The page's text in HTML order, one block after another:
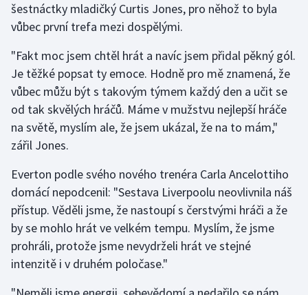
Olympijské hry
Parasport
Plavání
Plážový volejbal
Rychlobruslení
Rychlostní kanoistika
Short track
Sportovní střelba
šestnáctky mladičký Curtis Jones, pro něhož to byla
vůbec první trefa mezi dospělými.
"Fakt moc jsem chtěl hrát a navíc jsem přidal pěkný gól.
Je těžké popsat ty emoce. Hodně pro mě znamená, že
vůbec můžu být s takovým týmem každý den a učit se
od tak skvělých hráčů. Máme v mužstvu nejlepší hráče
na světě, myslím ale, že jsem ukázal, že na to mám,"
zářil Jones.
Everton podle svého nového trenéra Carla Ancelottiho
domácí nepodcenil: "Sestava Liverpoolu neovlivnila náš
přístup. Věděli jsme, že nastoupí s čerstvými hráči a že
by se mohlo hrát ve velkém tempu. Myslím, že jsme
prohráli, protože jsme nevydrželi hrát ve stejné
intenzitě i v druhém poločase."